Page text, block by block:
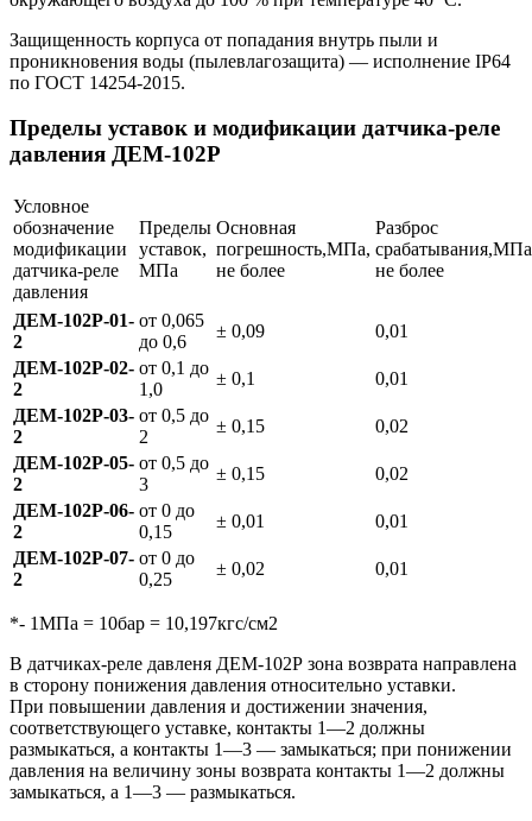
Защищенность корпуса от попадания внутрь пыли и
проникновения воды (пылевлагозащита) — исполнение IP64
по ГОСТ 14254-2015.
Пределы уставок и модификации датчика-реле
давления ДЕМ-102Р
Условное
обозначение
модификации
датчика-реле
давления
Пределы
уставок,
МПа
Основная
погрешность,МПа,
не более
Разброс
не более
ДЕМ-102Р-01-
2
от 0,065
до 0,6
± 0,09
0,01
ДЕМ-102Р-02-
2
от 0,1 до
1,0
± 0,1
0,01
ДЕМ-102Р-03-
2
от 0,5 до
2
± 0,15
0,02
ДЕМ-102Р-05-
2
от 0,5 до
3
± 0,15
0,02
ДЕМ-102Р-06-
2
от 0 до
0,15
± 0,01
0,01
ДЕМ-102Р-07-
2
от 0 до
0,25
± 0,02 0,01
*- 1МПа = 10бар = 10,197кгс/см2
В датчиках-реле давленя ДЕМ-102Р зона возврата направлена
в сторону понижения давления относительно уставки.
При повышении давления и достижении значения,
соответствующего уставке, контакты 1—2 должны
размыкаться, а контакты 1—3 — замыкаться; при понижении
давления на величину зоны возврата контакты 1—2 должны
замыкаться, а 1—3 ― размыкаться.